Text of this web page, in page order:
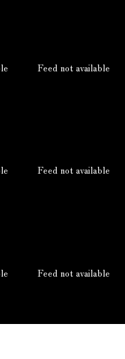
Feed not available
Feed not available
Feed not available